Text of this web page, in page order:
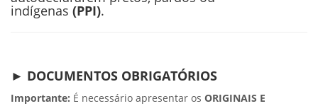
indígenas (PPI).
► DOCUMENTOS OBRIGATÓRIOS
Importante: É necessário apresentar os ORIGINAIS E